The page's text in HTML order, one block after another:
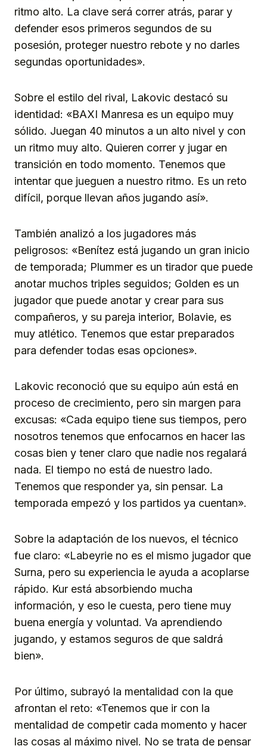
ritmo alto. La clave será correr atrás, parar y
defender esos primeros segundos de su
posesión, proteger nuestro rebote y no darles
segundas oportunidades».
Sobre el estilo del rival, Lakovic destacó su
identidad: «BAXI Manresa es un equipo muy
sólido. Juegan 40 minutos a un alto nivel y con
un ritmo muy alto. Quieren correr y jugar en
transición en todo momento. Tenemos que
intentar que jueguen a nuestro ritmo. Es un reto
difícil, porque llevan años jugando así».
También analizó a los jugadores más
peligrosos: «Benítez está jugando un gran inicio
de temporada; Plummer es un tirador que puede
anotar muchos triples seguidos; Golden es un
jugador que puede anotar y crear para sus
compañeros, y su pareja interior, Bolavie, es
muy atlético. Tenemos que estar preparados
para defender todas esas opciones».
Lakovic reconoció que su equipo aún está en
proceso de crecimiento, pero sin margen para
excusas: «Cada equipo tiene sus tiempos, pero
nosotros tenemos que enfocarnos en hacer las
cosas bien y tener claro que nadie nos regalará
nada. El tiempo no está de nuestro lado.
Tenemos que responder ya, sin pensar. La
temporada empezó y los partidos ya cuentan».
Sobre la adaptación de los nuevos, el técnico
fue claro: «Labeyrie no es el mismo jugador que
Surna, pero su experiencia le ayuda a acoplarse
rápido. Kur está absorbiendo mucha
información, y eso le cuesta, pero tiene muy
buena energía y voluntad. Va aprendiendo
jugando, y estamos seguros de que saldrá
bien».
Por último, subrayó la mentalidad con la que
afrontan el reto: «Tenemos que ir con la
mentalidad de competir cada momento y hacer
las cosas al máximo nivel. No se trata de pensar